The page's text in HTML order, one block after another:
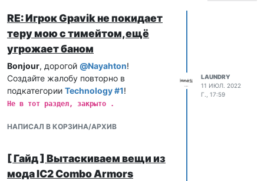
RE: Игрок Gpavik не покидает
теру мою с тимейтом,ещё
угрожает баном
Bonjour, дорогой @Nayahton!
Создайте жалобу повторно в
подкатегории Technology #1!
Не в тот раздел, закрыто .
НАПИСАЛ В КОРЗИНА/АРХИВ
LAUNDRY
11 ИЮЛ. 2022
Г., 17:59
[ Гайд ] Вытаскиваем вещи из
мода IC2 Combo Armors